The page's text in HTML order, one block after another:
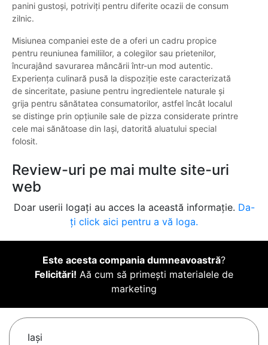
panini gustoși, potriviți pentru diferite ocazii de consum
zilnic.
Misiunea companiei este de a oferi un cadru propice
pentru reuniunea familiilor, a colegilor sau prietenilor,
încurajând savurarea mâncării într-un mod autentic.
Experiența culinară pusă la dispoziție este caracterizată
de sinceritate, pasiune pentru ingredientele naturale și
grija pentru sănătatea consumatorilor, astfel încât localul
se distinge prin opțiunile sale de pizza considerate printre
cele mai sănătoase din Iași, datorită aluatului special
folosit.
Review-uri pe mai multe site-uri
web
Doar userii logați au acces la această informație. Da-
ți click aici pentru a vă loga.
Este acesta compania dumneavoastră?
Felicitări! Aă cum să primești materialele de
marketing
Iaşi